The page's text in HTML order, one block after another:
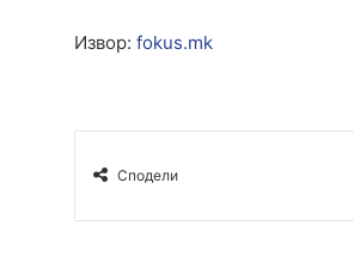
Извор: fokus.mk
Сподели